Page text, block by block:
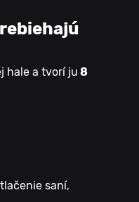
hale a tvorí ju 8
saní,